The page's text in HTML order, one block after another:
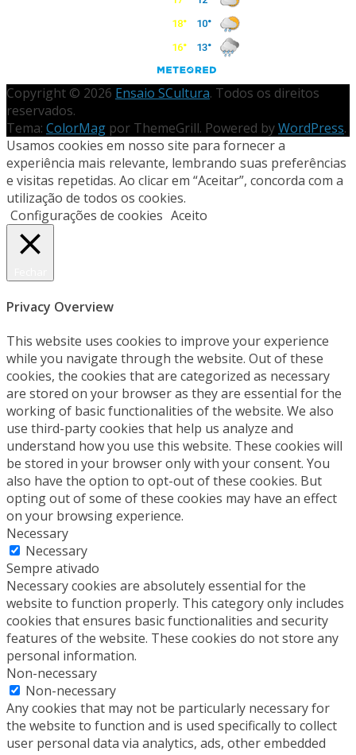
Copyright © 2026 Ensaio SCultura. Todos os direitos
reservados.
Tema: ColorMag por ThemeGrill. Powered byWordPress.
Usamos cookies em nosso site para fornecer a
experiência mais relevante, lembrando suas preferências
e visitas repetidas. Ao clicar em “Aceitar”, concorda com a
utilização de todos os cookies.
Configurações de cookies Aceito
Privacy Overview
This website uses cookies to improve your experience
while you navigate through the website. Out of these
cookies, the cookies that are categorized as necessary
are stored on your browser as they are essential for the
working of basic functionalities of the website. We also
use third-party cookies that help us analyze and
understand how you use this website. These cookies will
be stored in your browser only with your consent. You
also have the option to opt-out of these cookies. But
opting out of some of these cookies may have an effect
on your browsing experience.
Necessary
Necessary
Sempre ativado
Necessary cookies are absolutely essential for the
website to function properly. This category only includes
cookies that ensures basic functionalities and security
features of the website. These cookies do not store any
personal information.
Non-necessary
Non-necessary
Any cookies that may not be particularly necessary for
the website to function and is used specifically to collect
user personal data via analytics, ads, other embedded